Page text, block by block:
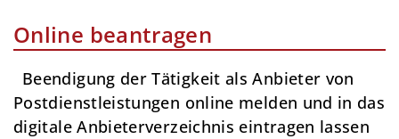
Online beantragen
Beendigung der Tätigkeit als Anbieter von
Postdienstleistungen online melden und in das
digitale Anbieterverzeichnis eintragen lassen